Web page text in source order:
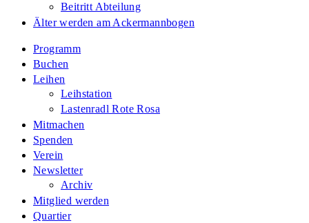
Beitritt Abteilung
Älter werden am Ackermannbogen
Programm
Buchen
Leihen
Leihstation
Lastenradl Rote Rosa
Mitmachen
Spenden
Verein
Newsletter
Archiv
Mitglied werden
Quartier